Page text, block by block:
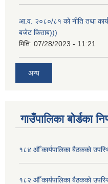
आ.व. २०८०/८१ को नीति तथा
बजेट किताब)))
मिति: 07/28/2023 - 11:21
अन्य
गाउँपालिका बोर्डका
१८४ औँ कार्यपालिका बैठकको
१८२ औँ कार्यपालिका बैठकको